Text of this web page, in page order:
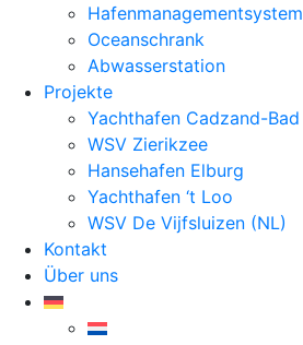
Hafenmanagementsystem
Oceanschrank
Abwasserstation
Projekte
Yachthafen Cadzand-Bad
WSV Zierikzee
Hansehafen Elburg
Yachthafen ‘t Loo
WSV De Vijfsluizen (NL)
Kontakt
Über uns